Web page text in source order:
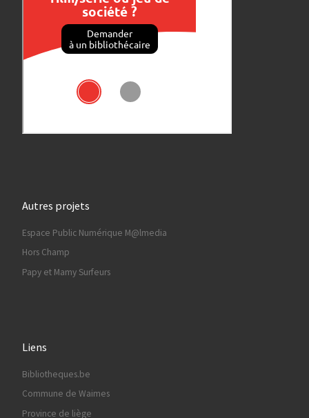
Autres projets
Espace Public Numérique M@lmedia
Hors Champ
Papy et Mamy Surfeurs
Liens
Bibliotheques.be
Commune de Waimes
Province de liège